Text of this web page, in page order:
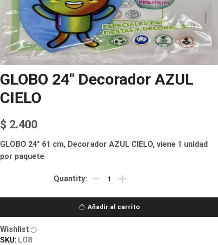
GLOBO 24″ Decorador AZUL
CIELO
$ 2.400
GLOBO 24″ 61 cm, Decorador AZUL CIELO, viene 1 unidad
por paquete
Añadir al carrito
Wishlist
SKU: LO8